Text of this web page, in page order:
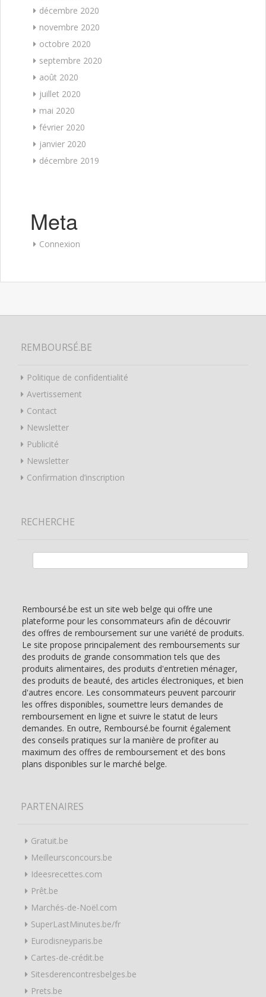
décembre 2020
novembre 2020
octobre 2020
septembre 2020
août 2020
juillet 2020
mai 2020
février 2020
janvier 2020
décembre 2019
Meta
Connexion
REMBOURSÉ.BE
Politique de confidentialité
Avertissement
Contact
Newsletter
Publicité
Newsletter
Confirmation d’inscription
RECHERCHE
Remboursé.be est un site web belge qui offre une
plateforme pour les consommateurs afin de découvrir
des offres de remboursement sur une variété de produits.
Le site propose principalement des remboursements sur
des produits de grande consommation tels que des
produits alimentaires, des produits d'entretien ménager,
des produits de beauté, des articles électroniques, et bien
d'autres encore. Les consommateurs peuvent parcourir
les offres disponibles, soumettre leurs demandes de
remboursement en ligne et suivre le statut de leurs
demandes. En outre, Remboursé.be fournit également
des conseils pratiques sur la manière de profiter au
maximum des offres de remboursement et des bons
plans disponibles sur le marché belge.
PARTENAIRES
Gratuit.be
Meilleursconcours.be
Ideesrecettes.com
Prêt.be
Marchés-de-Noël.com
SuperLastMinutes.be/fr
Eurodisneyparis.be
Cartes-de-crédit.be
Sitesderencontresbelges.be
Prets.be